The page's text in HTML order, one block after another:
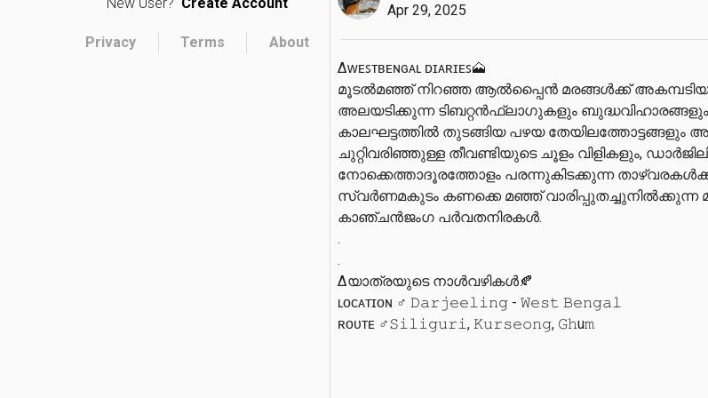
Privacy Terms About
Apr 29, 2025
∆ᴡᴇꜱᴛʙᴇɴɢᴀʟ ᴅɪᴀʀɪᴇꜱ🗻
മൂടൽമഞ്ഞ് നിറഞ്ഞ ആല്‍പ്പൈന്‍ മരങ്ങള്‍ക്ക്
അലയടിക്കുന്ന ടിബറ്റൻഫ്ലാഗുകളും ബുദ്ധവിഹാരങ്ങളും,
കാലഘട്ടത്തിൽ തുടങ്ങിയ പഴയ തേയിലത്തോട്ടങ്ങളും
ചുറ്റിവരിഞ്ഞുള്ള തീവണ്ടിയുടെ ചൂളം വിളികളും,
നോക്കെത്താദൂരത്തോളം പരന്നുകിടക്കുന്ന താഴ്‌വരകൾക്കു മീതെ
സ്വർണമകുടം കണക്കെ മഞ്ഞ് വാരിപ്പുതച്ചുനിൽക്കുന്ന
കാഞ്ചൻജംഗ പർവതനിരകൾ.
.
.
∆യാത്രയുടെ നാൾവഴികൾ🍂
ʟᴏᴄᴀᴛɪᴏɴ ♂️ 𝙳𝚊𝚛𝚓𝚎𝚎𝚕𝚒𝚗𝚐 - 𝚆𝚎𝚜𝚝 𝙱𝚎𝚗𝚐𝚊𝚕
ʀᴏᴜᴛᴇ ♂️𝚂𝚒𝚕𝚒𝚐𝚞𝚛𝚒, 𝙺𝚞𝚛𝚜𝚎𝚘𝚗𝚐, 𝙶𝚑u𝚖